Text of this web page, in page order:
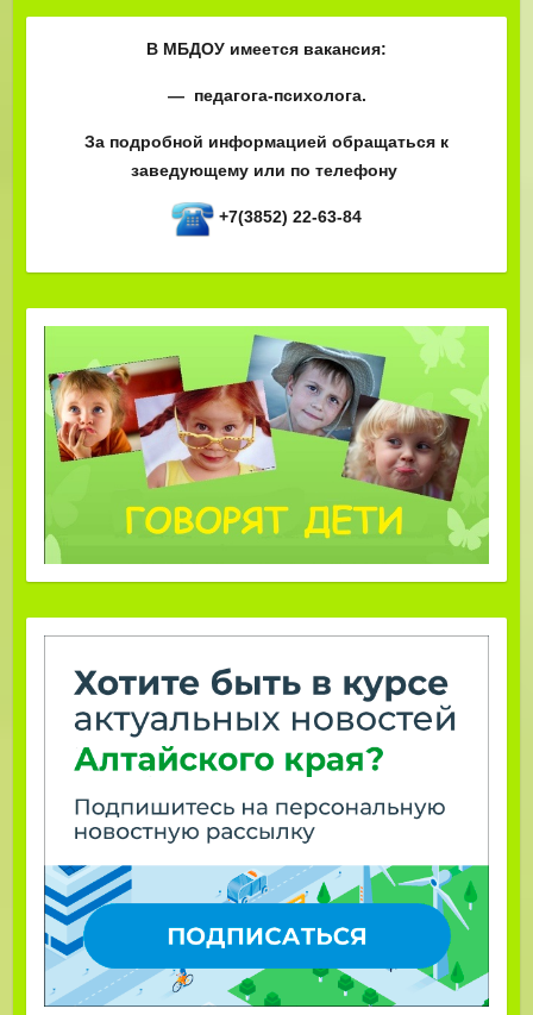
В МБДОУ имеется вакансия:
— педагога-психолога.
За подробной информацией обращаться к
заведующему или по телефону
+7(3852) 22-63-84